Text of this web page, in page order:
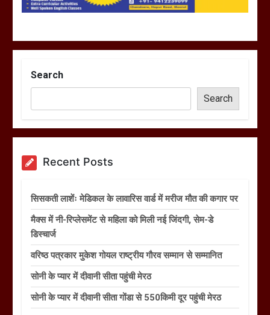
Search
Search
Recent Posts
सिसकती लाशेंः मेडिकल के लावारिस वार्ड में मरीज मौत की कगार पर
मैक्स में नी-रिप्लेसमेंट से महिला को मिली नई जिंदगी, सेम-डे
डिस्चार्ज
वरिष्ठ पत्रकार मुकेश गोयल राष्ट्रीय गौरव सम्मान से सम्मानित
सोनी के प्यार में दीवानी सीता पहुंची मेरठ
सोनी के प्यार में दीवानी सीता गोंडा से 550किमी दूर पहुंची मेरठ